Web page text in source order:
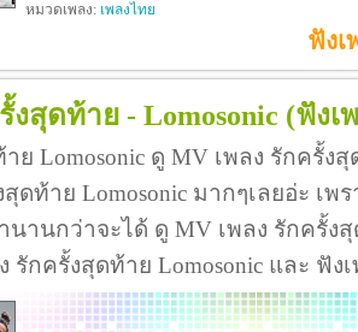
หมวดเพลง: เพลงไทย
ฟังเ
งสุดท้าย - Lomosonic (ฟังเ
ย Lomosonic ดู MV เพลง รักครั้งสุ
สุดท้าย Lomosonic มากๆเลยอ่ะ เพ
นานกว่าจะได้ ดู MV เพลง รักครั้ง
รักครั้งสุดท้าย Lomosonic และ ฟัง